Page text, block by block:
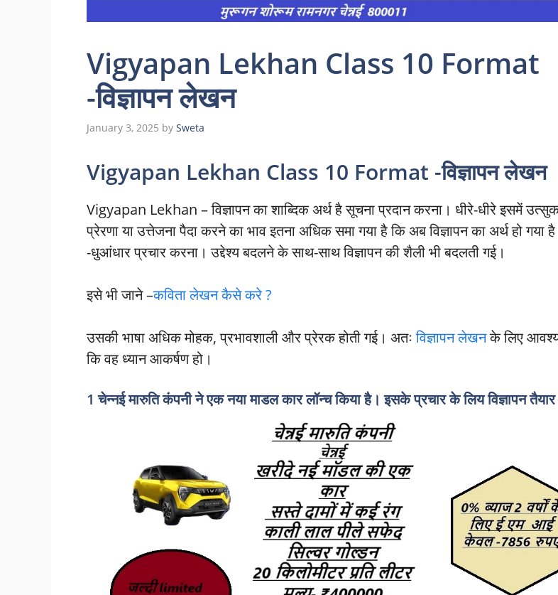
Vigyapan Lekhan Class 10 Format
-विज्ञापन लेखन
January 3, 2025 by Sweta
Vigyapan Lekhan Class 10 Format -विज्ञापन लेखन
Vigyapan Lekhan – विज्ञापन का शाब्दिक अर्थ है सूचना प्रदान करना। धीरे-धीरे इसमें
प्रेरणा या उत्तेजना पैदा करने का भाव इतना अधिक समा गया है कि अब विज्ञापन का अर्थ हो गया है
-धुआंधार प्रचार करना। उद्देश्य बदलने के साथ-साथ विज्ञापन की शैली भी बदलती गई।
इसे भी जाने –कविता लेखन कैसे करे ?
उसकी भाषा अधिक मोहक, प्रभावशाली और प्रेरक होती गई। अतःविज्ञापन लेखनके लिए
कि वह ध्यान आकर्षण हो।
1 चेन्नई मारुति कंपनी ने एक नया माडल कार लॉन्च किया है। इसके प्रचार के लिय विज्ञापन